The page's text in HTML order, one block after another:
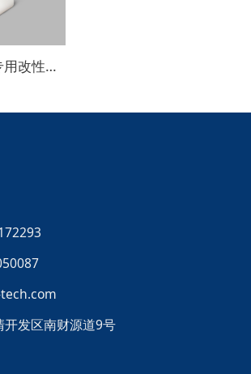
铜铟镓硒组件专用改性EVA封装膜
发区南财源道9号